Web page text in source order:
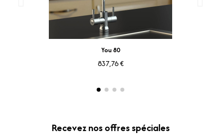
Aperçu rapide
You 80
837,76 €
Recevez nos offres spéciales